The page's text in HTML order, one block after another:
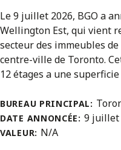
Le 9 juillet 2026, BGO a
Wellington Est, qui vient
secteur des immeubles
centre-ville de Toronto.
12 étages a une superficie
BUREAU PRINCIPAL:
DATE ANNONCÉE: 9 juillet
VALEUR: N/A